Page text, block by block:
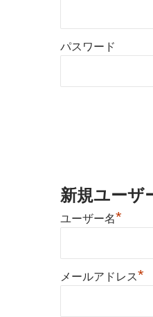
パスワード
新規ユーザ
ユーザー名*
メールアドレス*